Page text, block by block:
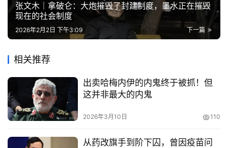
张文木｜拿破仑：大炮摧毁了封建制度，墨水正在摧毁
现在的社会制度
下一篇
2026年2月2日 下午3:09
相关推荐
出卖哈梅内伊的内鬼终于被抓！但
这并非最大的内鬼
2026年3月10日 110
从药改旗手到阶下囚，曾因疫苗问